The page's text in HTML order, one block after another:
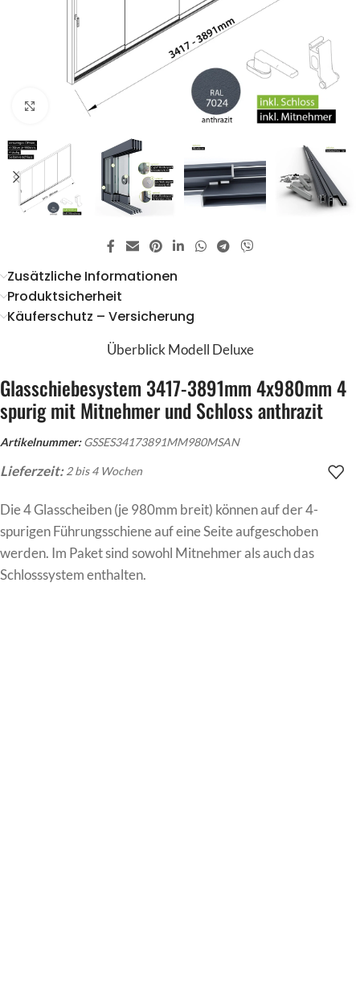
Zum Vergrößern klicken
Zusätzliche Informationen
Produktsicherheit
Käuferschutz – Versicherung
Überblick Modell Deluxe
Glasschiebesystem 3417-3891mm 4x980mm 4
spurig mit Mitnehmer und Schloss anthrazit
Artikelnummer:GSSES34173891MM980MSAN
Lieferzeit: 2 bis 4 Wochen
Die 4 Glasscheiben (je 980mm breit) können auf der 4-
spurigen Führungsschiene auf eine Seite aufgeschoben
werden. Im Paket sind sowohl Mitnehmer als auch das
Schlosssystem enthalten.